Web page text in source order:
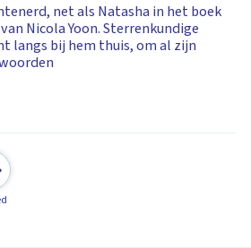
net als Natasha in het boek
Nicola Yoon. Sterrenkundige
langs bij hem thuis, om al zijn